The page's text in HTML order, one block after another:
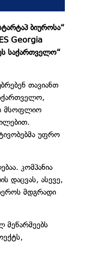
ბიუროსა“
Georgia
საქართველო“
თავიანთ
მსოფლიო
უფრო
კომპანია
დაცვას, ასევე,
მდგრადი
მეწარმეებს